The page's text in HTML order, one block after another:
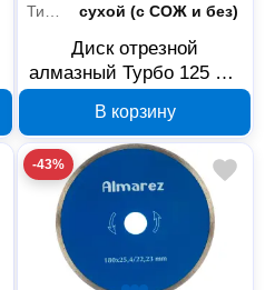
сухой (с СОЖ и без)
Диск отрезной
алмазный Турбо 125 мм
В корзину
-43%